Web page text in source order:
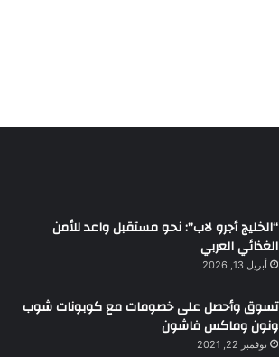
“الخليج أجرو لاب”: نحو مستقبل واعد للأمن
الغذائي العربي
أبريل 13, 2026
تسوق وأحصل على خصومات مع كوبونات شوب
ونون وماكس فاشون
نوفمبر 22, 2021